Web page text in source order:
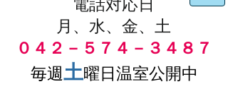
電話対応日
月、水、金、土
０４２－５７４－３４８７
毎週土曜日温室公開中